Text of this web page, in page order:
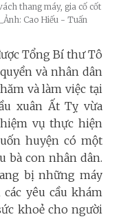
thang máy, gia cố cốt
Cao Hiếu - Tuấn
Tổng Bí thư Tô
và nhân dân
và làm việc tại
xuân Ất Tỵ vừa
vụ thực hiện
huyện có một
bà con nhân dân.
bị những máy
yêu cầu khám
khoẻ cho người